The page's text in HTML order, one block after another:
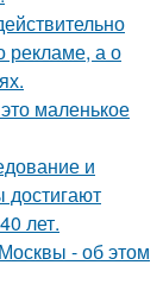
рекламе, а о
маленькое
и
лет.
- об этом